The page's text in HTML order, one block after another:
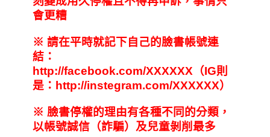
會更糟
※ 請在平時就記下自己的臉書帳號連
結：
http://facebook.com/XXXXXX（IG則
是：http://instegram.com/XXXXXX）
※ 臉書停權的理由有各種不同的分類，
以帳號誠信 （詐騙）及兒童剝削最多